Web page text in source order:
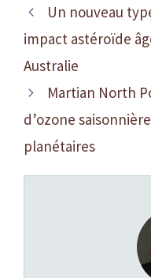
Un nouveau
impact astéroïde
Australie
Martian North
d’ozone
planétaires